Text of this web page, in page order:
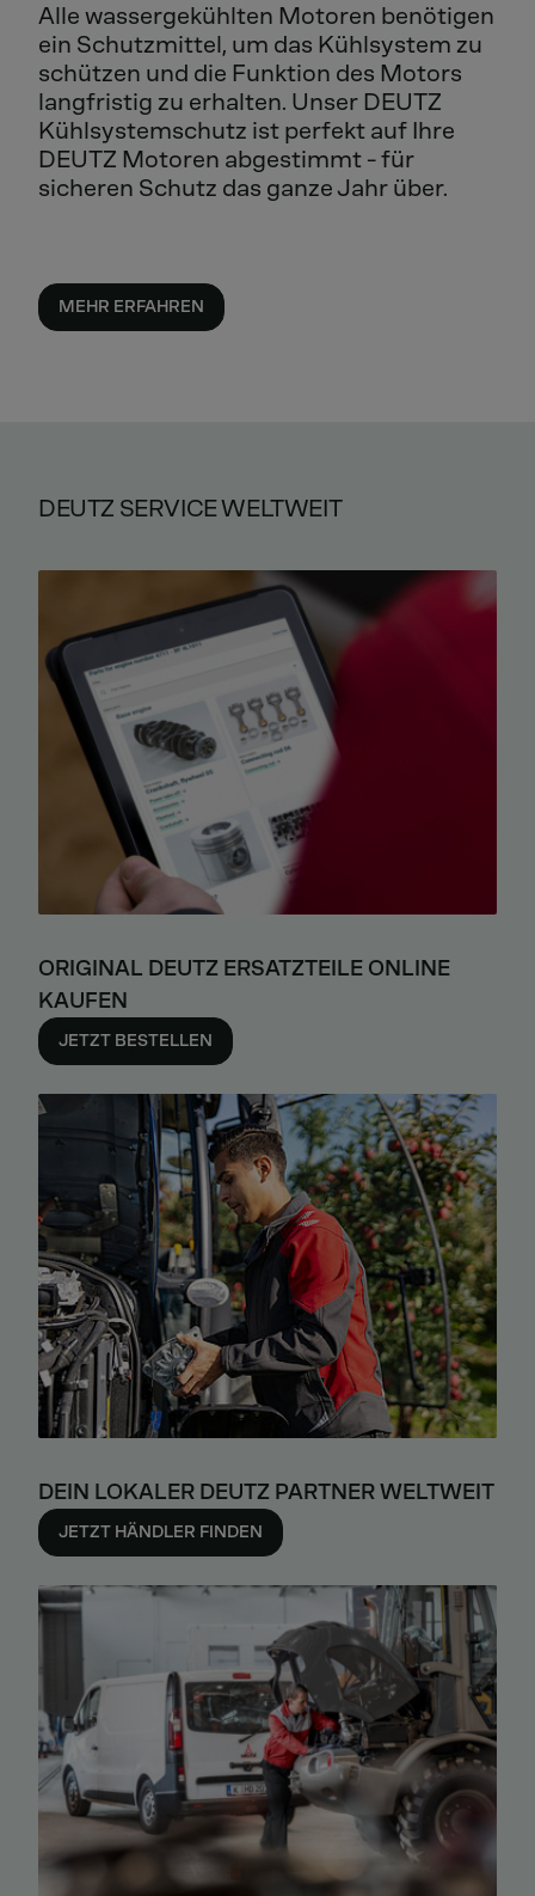
Alle wassergekühlten Motoren benötigen
ein Schutzmittel, um das Kühlsystem zu
schützen und die Funktion des Motors
langfristig zu erhalten. Unser DEUTZ
Kühlsystemschutz ist perfekt auf Ihre
DEUTZ Motoren abgestimmt - für
sicheren Schutz das ganze Jahr über.
MEHR ERFAHREN
DEUTZ SERVICE WELTWEIT
ORIGINAL DEUTZ ERSATZTEILE ONLINE
KAUFEN
JETZT BESTELLEN
DEIN LOKALER DEUTZ PARTNER WELTWEIT
JETZT HÄNDLER FINDEN